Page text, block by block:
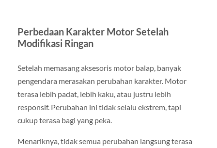
Perbedaan Karakter Motor Setelah
Modifikasi Ringan
Setelah memasang aksesoris motor balap, banyak
pengendara merasakan perubahan karakter. Motor
terasa lebih padat, lebih kaku, atau justru lebih
responsif. Perubahan ini tidak selalu ekstrem, tapi
cukup terasa bagi yang peka.
Menariknya, tidak semua perubahan langsung terasa